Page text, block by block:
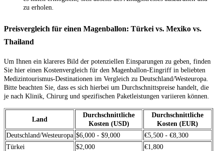
zu erholen.
Preisvergleich für einen Magenballon: Türkei vs. Mexiko vs.
Thailand
Um Ihnen ein klareres Bild der potenziellen Einsparungen zu geben, finden
Sie hier einen Kostenvergleich für den Magenballon-Eingriff in beliebten
Medizintourismus-Destinationen im Vergleich zu Deutschland/Westeuropa.
Bitte beachten Sie, dass es sich hierbei um Durchschnittspreise handelt, die
je nach Klinik, Chirurg und spezifischen Paketleistungen variieren können.
Land
Durchschnittliche
Kosten (USD)
Durchschnittliche
Kosten (EUR)
Deutschland/Westeuropa $6,000 - $9,000
€5,500 - €8,300
Türkei
$2,000
€1,800